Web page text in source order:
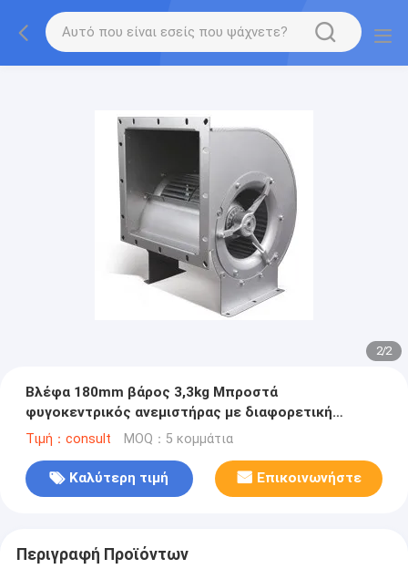
2/2
Βλέφα 180mm βάρος 3,3kg Μπροστά
φυγοκεντρικός ανεμιστήρας με διαφορετική
ταχύτητα
Τιμή：consult MOQ：5 κομμάτια
Καλύτερη τιμή Επικοινωνήστε
Περιγραφή Προϊόντων